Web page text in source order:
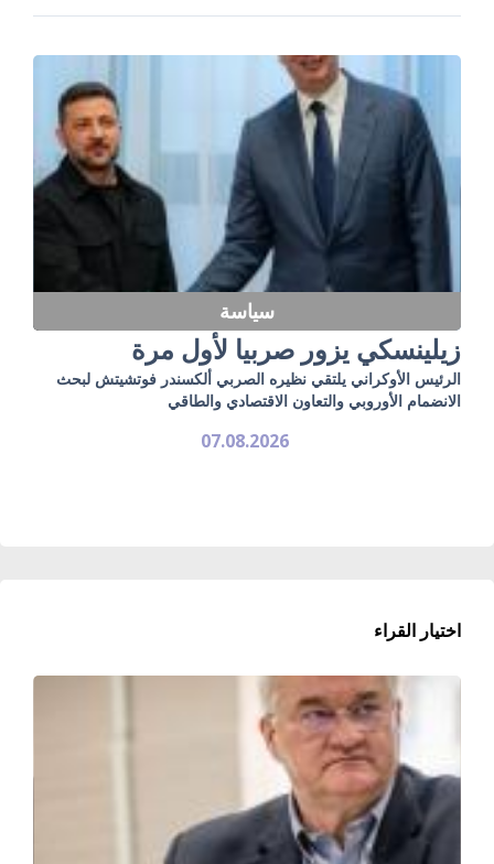
سياسة
زيلينسكي يزور صربيا لأول مرة
الرئيس الأوكراني يلتقي نظيره الصربي ألكسندر فوتشيتش لبحث
الانضمام الأوروبي والتعاون الاقتصادي والطاقي
07.08.2026
اختيار القراء